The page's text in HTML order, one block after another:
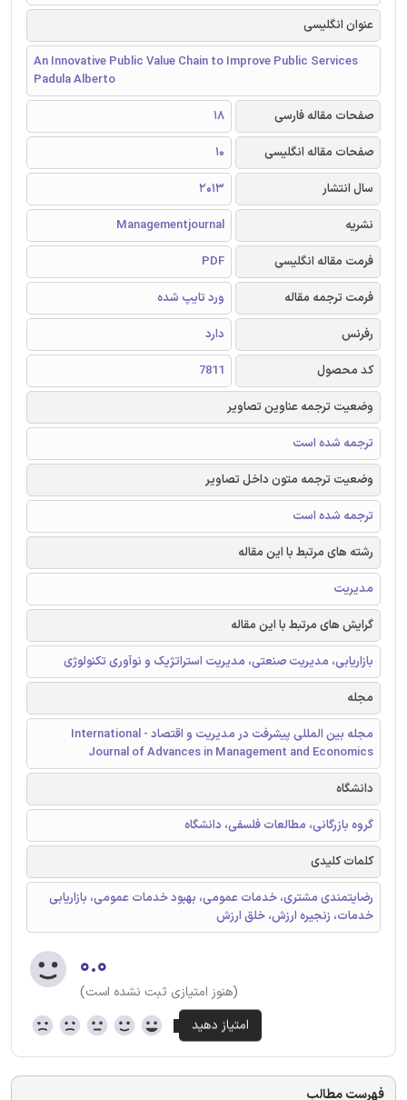
عنوان انگلیسی
An Innovative Public Value Chain to Improve Public Services
Padula Alberto
صفحات مقاله فارسی
18
صفحات مقاله انگلیسی
10
سال انتشار
2013
نشریه
Managementjournal
فرمت مقاله انگلیسی
PDF
فرمت ترجمه مقاله
ورد تایپ شده
رفرنس
دارد
کد محصول
7811
وضعیت ترجمه عناوین تصاویر
ترجمه شده است
وضعیت ترجمه متون داخل تصاویر
ترجمه شده است
رشته های مرتبط با این مقاله
مدیریت
گرایش های مرتبط با این مقاله
بازاریابی، مدیریت صنعتی، مدیریت استراتژیک و نوآوری تکنولوژی
مجله
مجله بین المللی پیشرفت در مدیریت و اقتصاد - International
Journal of Advances in Management and Economics
دانشگاه
گروه بازرگانی، مطالعات فلسفی، دانشگاه
کلمات کلیدی
رضایتمندی مشتری، خدمات عمومی، بهبود خدمات عمومی، بازاریابی
خدمات، زنجیره ارزش، خلق ارزش
۰.۰
(هنوز امتیازی ثبت نشده است)
فهرست مطالب